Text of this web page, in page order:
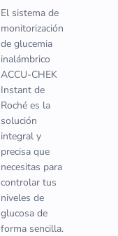
El sistema de
monitorización
de glucemia
inalámbrico
ACCU-CHEK
Instant de
Roché es la
solución
integral y
precisa que
necesitas para
controlar tus
niveles de
glucosa de
forma sencilla.